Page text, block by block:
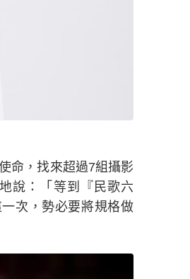
命，找來超過7組攝影
說：「等到『民歌六
次，勢必要將規格做